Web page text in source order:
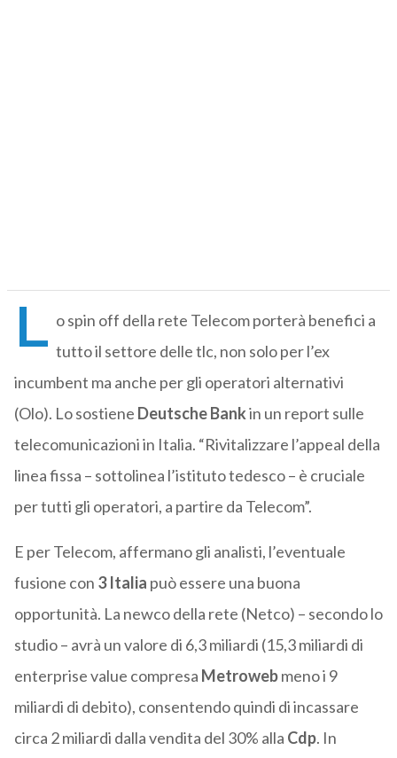
L o spin off della rete Telecom porterà benefici a
tutto il settore delle tlc, non solo per l’ex
incumbent ma anche per gli operatori alternativi
(Olo). Lo sostiene Deutsche Bankin un report sulle
telecomunicazioni in Italia. “Rivitalizzare l’appeal della
linea fissa – sottolinea l’istituto tedesco – è cruciale
per tutti gli operatori, a partire da Telecom”.
E per Telecom, affermano gli analisti, l’eventuale
fusione con 3 Italia può essere una buona
opportunità. La newco della rete (Netco) – secondo lo
studio – avrà un valore di 6,3 miliardi (15,3 miliardi di
enterprise value compresa Metrowebmeno i 9
miliardi di debito), consentendo quindi di incassare
circa 2 miliardi dalla vendita del 30% alla Cdp. In